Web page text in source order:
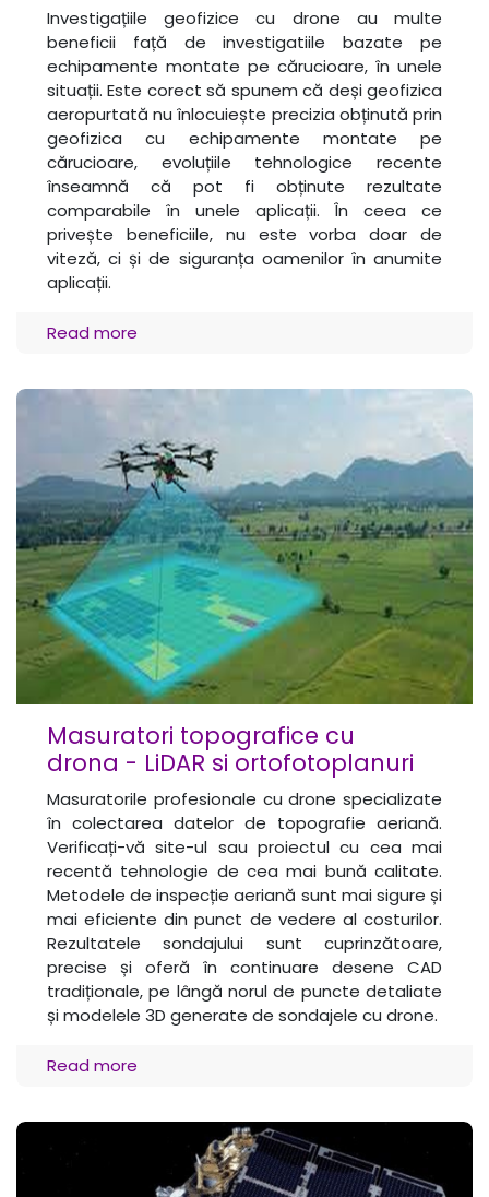
Investigațiile geofizice cu drone au multe
beneficii față de investigatiile bazate pe
echipamente montate pe cărucioare, în unele
situații. Este corect să spunem că deși geofizica
aeropurtată nu înlocuiește precizia obținută prin
geofizica cu echipamente montate pe
cărucioare, evoluțiile tehnologice recente
înseamnă că pot fi obținute rezultate
comparabile în unele aplicații. În ceea ce
privește beneficiile, nu este vorba doar de
viteză, ci și de siguranța oamenilor în anumite
aplicații.
Read more
Masuratori topografice cu
drona - LiDAR si ortofotoplanuri
Masuratorile profesionale cu drone specializate
în colectarea datelor de topografie aeriană.
Verificați-vă site-ul sau proiectul cu cea mai
recentă tehnologie de cea mai bună calitate.
Metodele de inspecție aeriană sunt mai sigure și
mai eficiente din punct de vedere al costurilor.
Rezultatele sondajului sunt cuprinzătoare,
precise și oferă în continuare desene CAD
tradiționale, pe lângă norul de puncte detaliate
și modelele 3D generate de sondajele cu drone.
Read more